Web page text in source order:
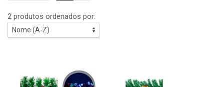
2 produtos ordenados por: